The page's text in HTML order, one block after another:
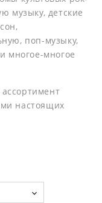
музыку, детские
поп-музыку,
многое-многое
настоящих